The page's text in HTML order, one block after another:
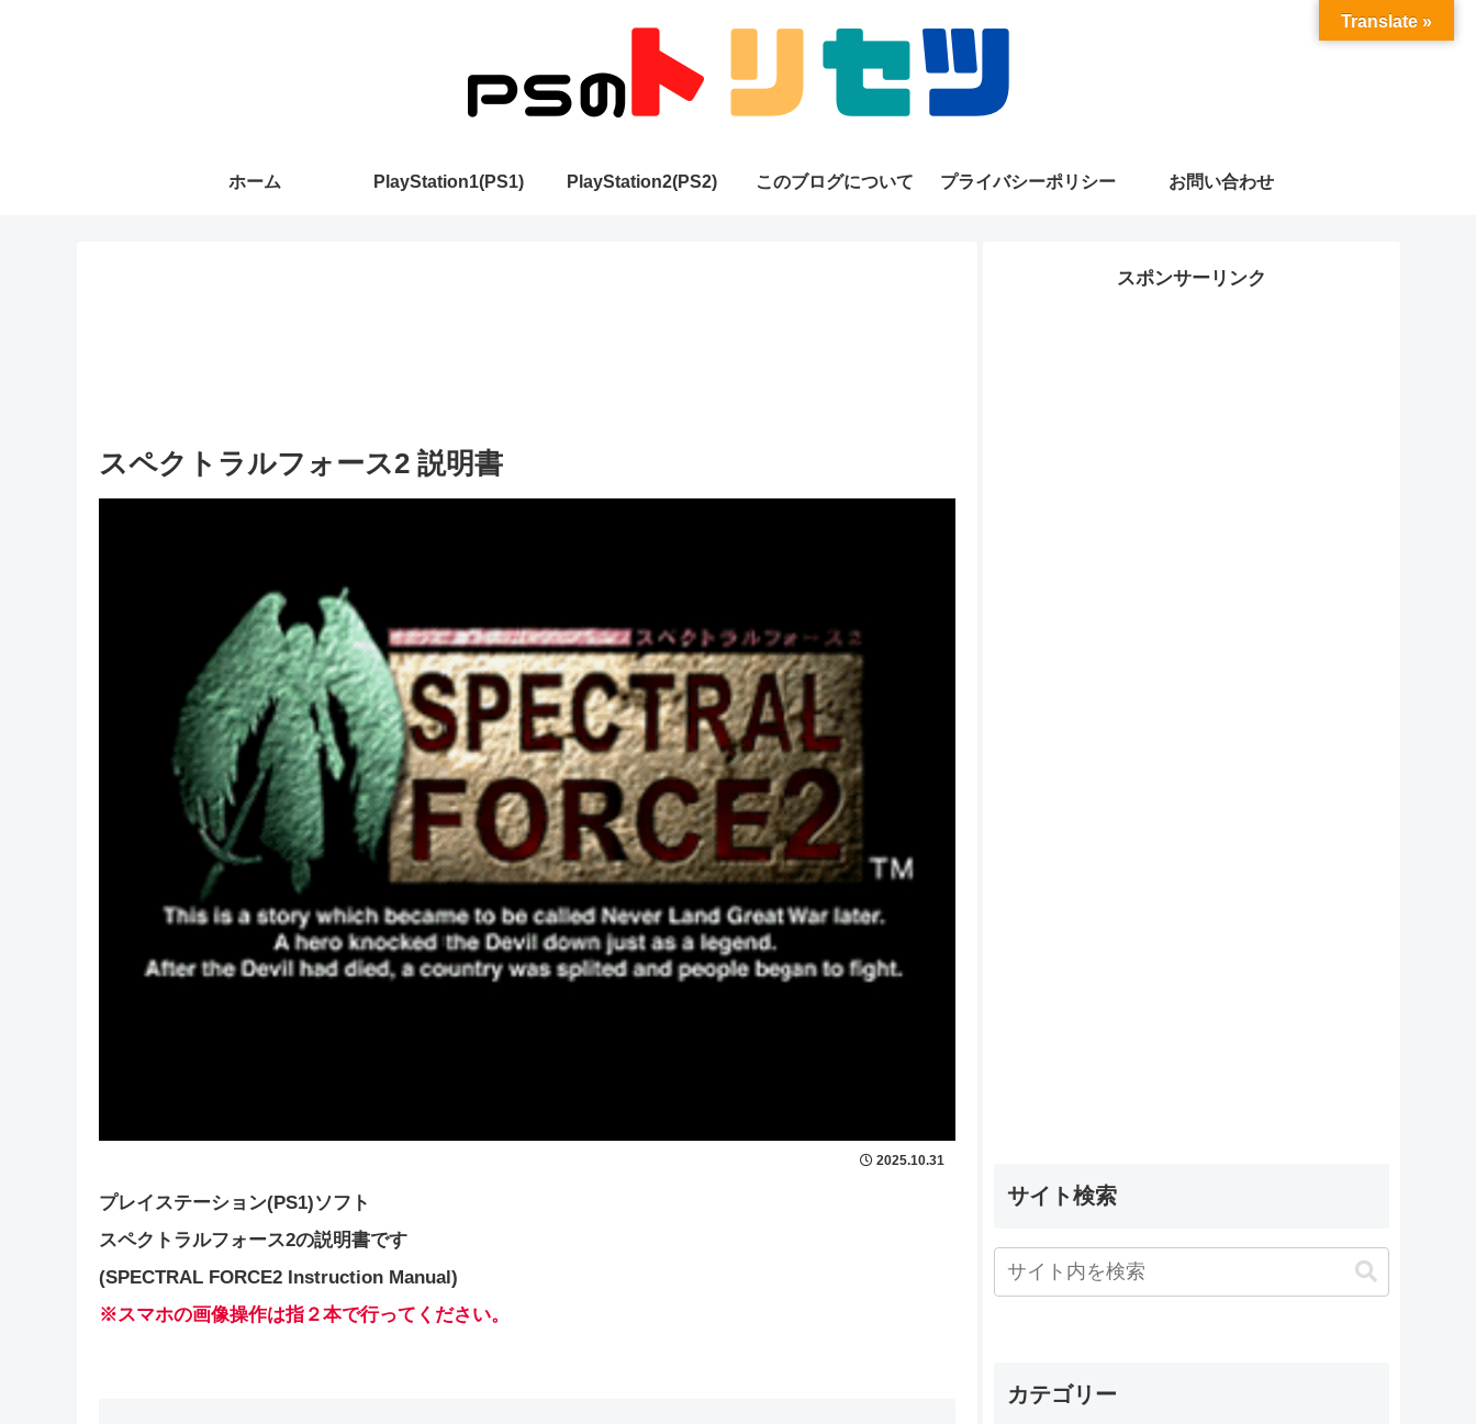
ホーム PlayStation1(PS1) PlayStation2(PS2) このブログについて プライバシーポリシー お問い合わせ
スペクトラルフォース2 説明書
2025.10.31
プレイステーション(PS1)ソフト
スペクトラルフォース2の説明書です
(SPECTRAL FORCE2 Instruction Manual)
※スマホの画像操作は指２本で行ってください。
スポンサーリンク
サイト検索
カテゴリー
Translate »